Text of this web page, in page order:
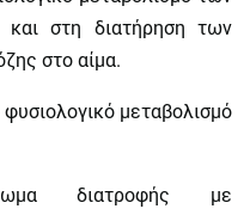
και στη διατήρηση των
στο αίμα.
μεταβολισμό
διατροφής με